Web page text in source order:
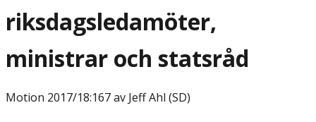
riksdagsledamöter,
ministrar och statsråd
Motion 2017/18:167 av Jeff Ahl (SD)